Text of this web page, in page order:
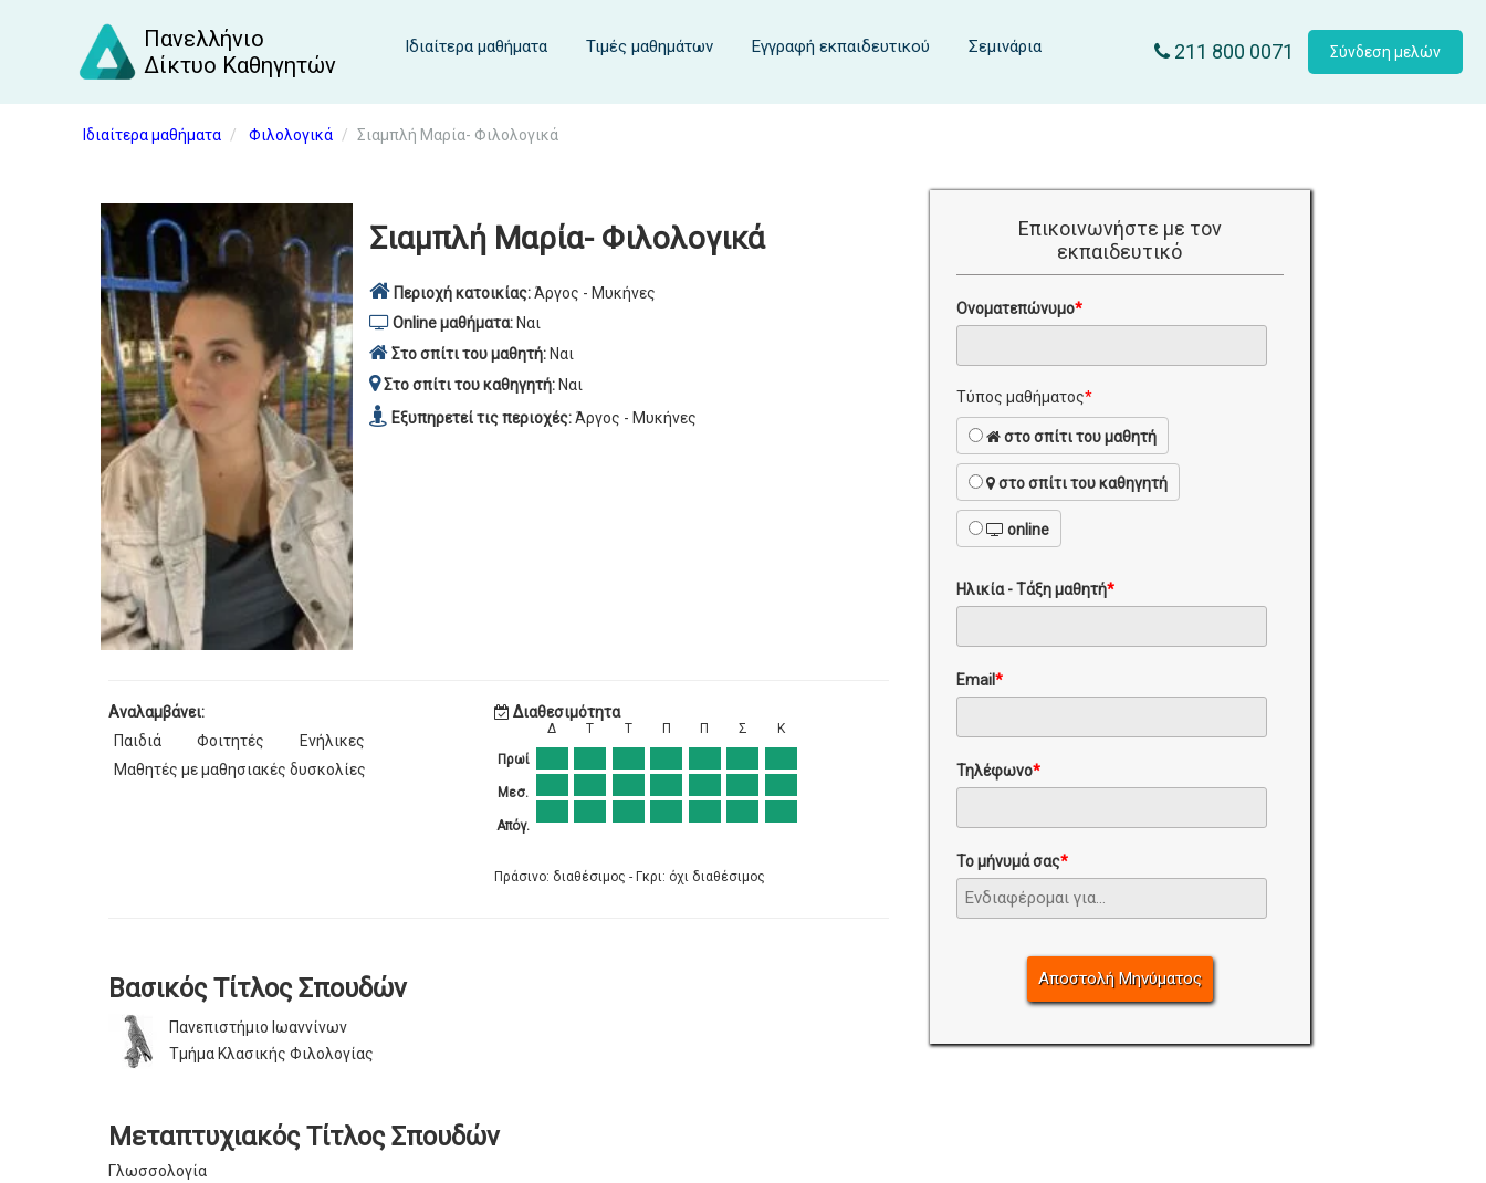
Πανελλήνιο
Δίκτυο Καθηγητών
Ιδιαίτερα μαθήματα Τιμές μαθημάτων Εγγραφή εκπαιδευτικού Σεμινάρια 211 800 0071 Σύνδεση μελών
Ιδιαίτερα μαθήματα Φιλολογικά Σιαμπλή Μαρία- Φιλολογικά
Σιαμπλή Μαρία- Φιλολογικά
Περιοχή κατοικίας:Άργος - Μυκήνες
Online μαθήματα:Ναι
Στο σπίτι του μαθητή:Ναι
Στο σπίτι του καθηγητή:Ναι
Εξυπηρετεί τις περιοχές:Άργος - Μυκήνες
Αναλαμβάνει:
Παιδιά
Φοιτητές
Ενήλικες
Μαθητές με μαθησιακές δυσκολίες
Διαθεσιμότητα
Πρωί
Μεσ.
Απόγ.
Δ Τ Τ Π Π Σ Κ
Πράσινο: διαθέσιμος - Γκρι: όχι διαθέσιμος
Βασικός Τίτλος Σπουδών
Πανεπιστήμιο Ιωαννίνων
Τμήμα Κλασικής Φιλολογίας
Μεταπτυχιακός Τίτλος Σπουδών
Γλωσσολογία
Επικοινωνήστε με τον
εκπαιδευτικό
Ονοματεπώνυμο*
Τύπος μαθήματος*
στο σπίτι του μαθητή
στο σπίτι του καθηγητή
online
Ηλικία - Τάξη μαθητή*
Email*
Τηλέφωνο*
Το μήνυμά σας*